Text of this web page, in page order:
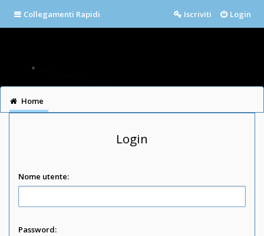
Collegamenti Rapidi Login
Iscriviti
Home
Login
Nome utente:
Password: